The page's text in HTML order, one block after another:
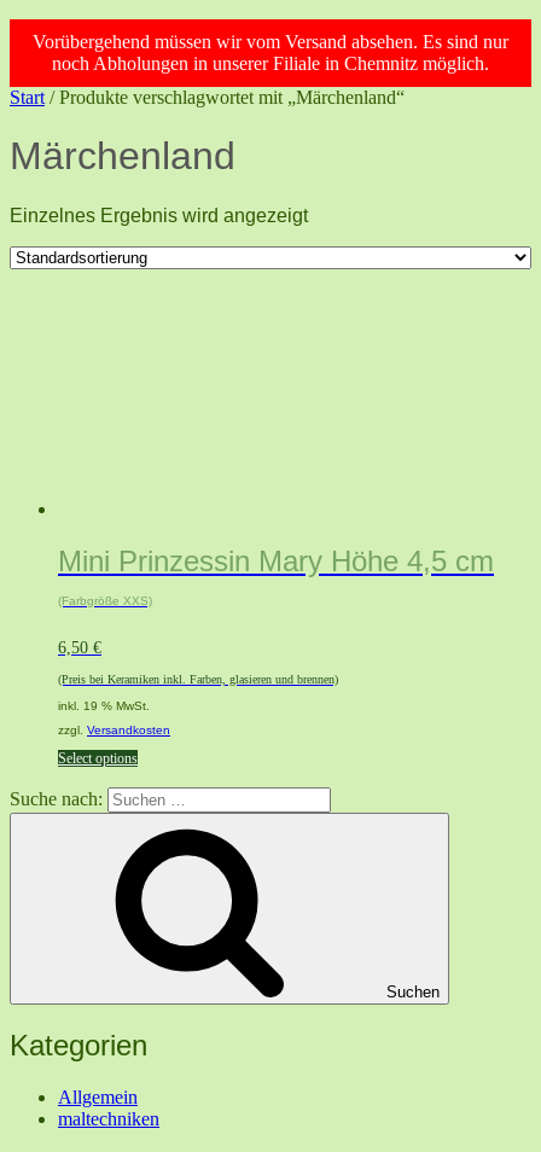
Vorübergehend müssen wir vom Versand absehen. Es sind nur
noch Abholungen in unserer Filiale in Chemnitz möglich.
Start / Produkte verschlagwortet mit „Märchenland“
Märchenland
Einzelnes Ergebnis wird angezeigt
Mini Prinzessin Mary Höhe 4,5 cm
(Farbgröße XXS)
6,50 €
(Preis bei Keramiken inkl. Farben, glasieren und brennen)
inkl. 19 % MwSt.
zzgl. Versandkosten
Select options
Suche nach:
Suchen
Kategorien
Allgemein
maltechniken